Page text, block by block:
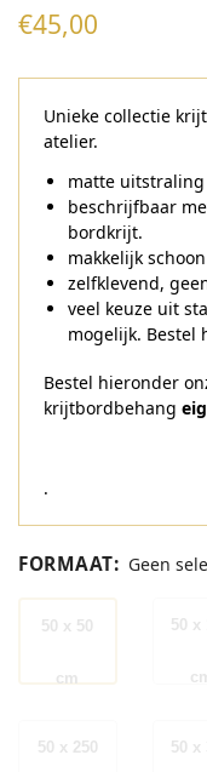
€45,00
Unieke collectie
atelier.
matte uitstraling
beschrijfbaar
bordkrijt.
makkelijk
zelfklevend,
veel keuze uit
mogelijk. Bestel
Bestel hieronder
krijtbordbehang
.
FORMAAT: Geen
50 x 50
cm
50 x
50 x 250 50 x